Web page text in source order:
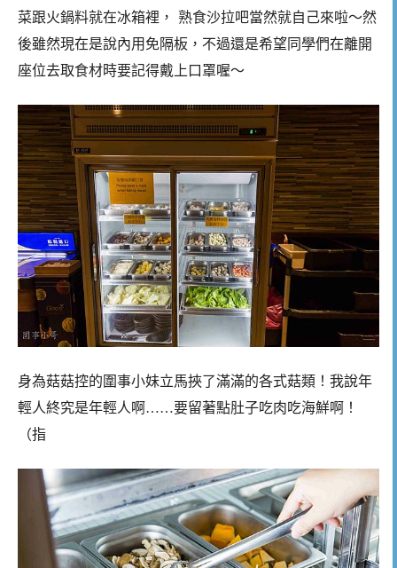
菜跟火鍋料就在冰箱裡，
熟食沙拉吧當然就自己來啦～然
後雖然現在是說內用免隔板，不過還是希望同學們在離開
座位去取食材時要記得戴上口罩喔～
身為菇菇控的圍事小妹立馬挾了滿滿的各式菇類！我說年
輕人終究是年輕人啊……要留著點肚子吃肉吃海鮮啊！
（指